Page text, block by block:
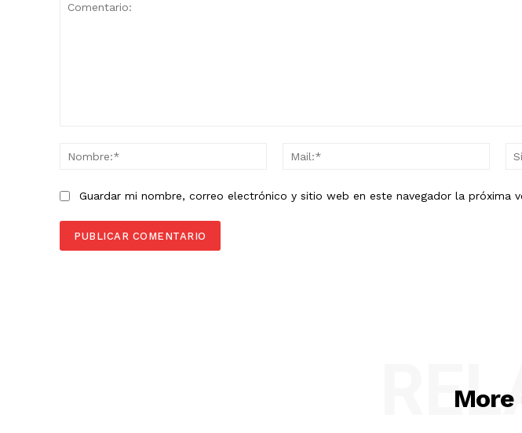
Nombre:*
Mail:*
Guardar mi nombre, correo electrónico y sitio web en este navegador la próxima